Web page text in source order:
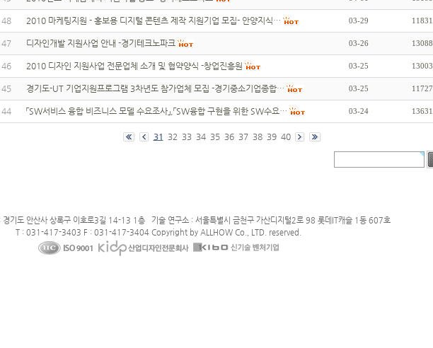
2010 마케팅지원 - 홍보용 디지털 콘텐츠 제작 지원기업 모집- 안양지식… 03-29 11831
디자인개발 지원사업 안내 -경기테크노파크 03-26 13088
2010 디자인 지원사업 전문업체 소개 및 협약양식 -창업진흥원 03-25 13003
경기도-UT 기업지원프로그램 3차년도 참가업체 모집 -경기중소기업종합… 03-25 11727
「SW서비스 융합 비즈니스 모델 수요조사」,「SW융합 구현을 위한 SW수요… 03-24 13631
31 32 33 34 35 36 37 38 39 40
기도 안산사 상록구 이호로3길 14-13 1층 기술 연구소 : 서울특별시 금천구 가산디지털2로 98 롯데IT캐슬 1동 607호
T : 031-417-3403 F : 031-417-3404 Copyright by ALLHOW Co., LTD. reserved.